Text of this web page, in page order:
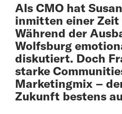
Als CMO hat
inmitten einer Zeit
Während der
Wolfsburg
diskutiert. Doch
starke
Marketingmix –
Zukunft bestens